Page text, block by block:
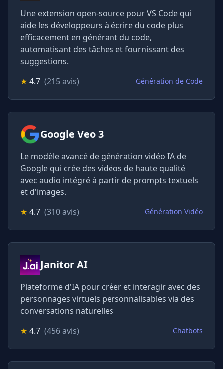
Une extension open-source pour VS Code qui
aide les développeurs à écrire du code plus
efficacement en générant du code,
automatisant des tâches et fournissant des
suggestions.
★ 4.7 (215 avis) Génération de Code
Google Veo 3
Le modèle avancé de génération vidéo IA de
Google qui crée des vidéos de haute qualité
avec audio intégré à partir de prompts textuels
et d'images.
★ 4.7 (310 avis) Génération Vidéo
Janitor AI
Plateforme d'IA pour créer et interagir avec des
personnages virtuels personnalisables via des
conversations naturelles
★ 4.7 (456 avis) Chatbots